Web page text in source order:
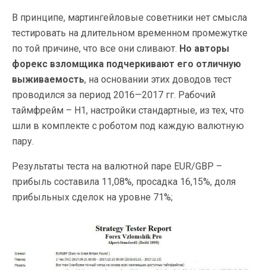
В принципе, мартингейловые советники нет смысла
тестировать на длительном временном промежутке
по той причине, что все они сливают. Но авторы
форекс взломщика подчеркивают его отличную
выживаемость, на основании этих доводов тест
проводился за период 2016—2017 гг. Рабочий
таймфрейм – Н1, настройки стандартные, из тех, что
шли в комплекте с роботом под каждую валютную
пару.
Результаты теста на валютной паре EUR/GBP –
прибыль составила 11,08%, просадка 16,15%, доля
прибыльных сделок на уровне 71%;